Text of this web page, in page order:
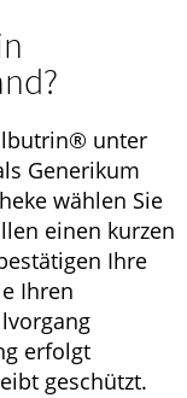
unter
Generikum
wählen Sie
einen kurzen
Ihre
Ihren
erfolgt
geschützt.